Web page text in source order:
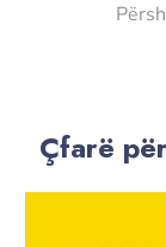
Çfarë